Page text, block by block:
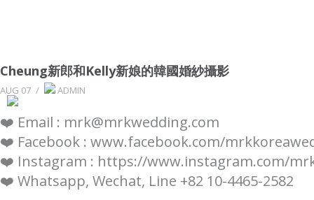
Cheung新郎和Kelly新娘的韓國婚紗攝影
AUG 07 / ADMIN
❤️ Email : mrk@mrkwedding.com
❤️ Facebook : www.facebook.com/
❤️ Instagram : https://www.instagram.com/
❤️ Whatsapp, Wechat, Line +82 10-4465-2582